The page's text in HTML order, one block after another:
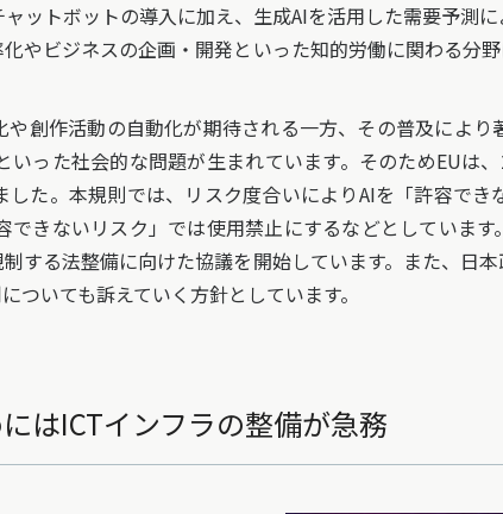
ットボットの導入に加え、生成AIを活用した需要予測
やビジネスの企画・開発といった知的労働に関わる分
創作活動の自動化が期待される一方、その普及によ
った社会的な問題が生まれています。そのためEUは
た。本規則では、リスク度合いによりAIを「許容でき
きないリスク」では使用禁止にするなどとしていま
する法整備に向けた協議を開始しています。また、日
ついても訴えていく方針としています。
はICTインフラの整備が急務